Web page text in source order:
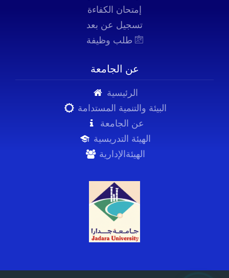
إمتحان الكفاءة
تسجيل عن بعد
عن الجامعة
الرئيسية
البيئة والتنمية المستدامة
عن الجامعة
الهيئة التدريسية
الهيئةالإدارية